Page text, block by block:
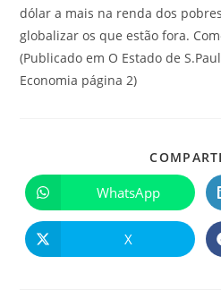
dólar a mais na renda dos
globalizar os que estão fora.
(Publicado em O Estado de
Economia página 2)
WhatsApp
X